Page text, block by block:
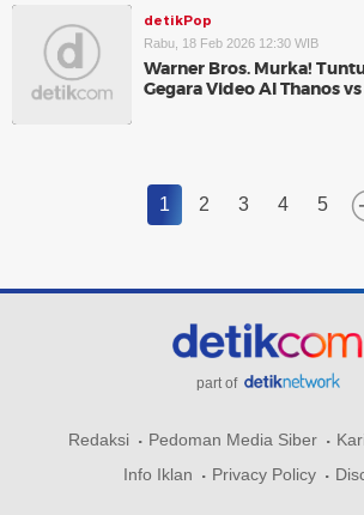
detikPop
Rabu, 18 Feb 2026 12:30 WIB
Warner Bros. Murka!
Gegara Video AI Thanos
1 2 3 4 5
part of
Redaksi Pedoman Media Siber
Info Iklan
Privacy Policy